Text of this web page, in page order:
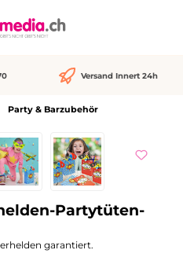
Versand Innert 24h
Party & Barzubehör
Partytüten-
garantiert.